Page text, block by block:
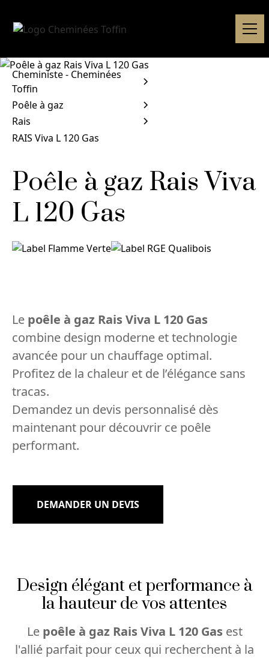
Cheministe - Cheminées
Toffin
Poêle à gaz
Rais
RAIS Viva L 120 Gas
Poêle à gaz Rais Viva
L 120 Gas
Le poêle à gaz Rais Viva L 120 Gas
combine design moderne et technologie
avancée pour un chauffage optimal.
Profitez de la chaleur et de l’élégance sans
tracas.
Demandez un devis personnalisé dès
maintenant pour découvrir ce poêle
performant.
DEMANDER UN DEVIS
Design élégant et performance à
la hauteur de vos attentes
Le poêle à gaz Rais Viva L 120 Gas est
l'allié parfait pour ceux qui recherchent à la